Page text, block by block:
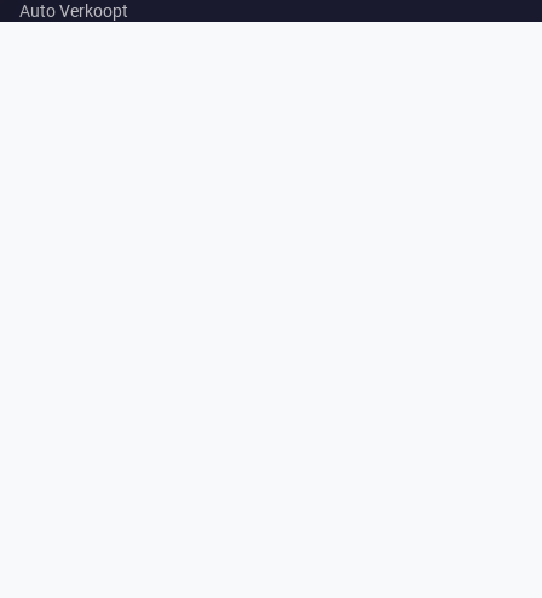
Auto Verkoopt